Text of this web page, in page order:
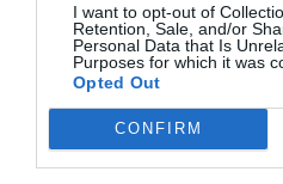
I want to opt-out of
Retention, Sale, and/or
Personal Data that Is
Purposes for which it was
Opted Out
CONFIRM